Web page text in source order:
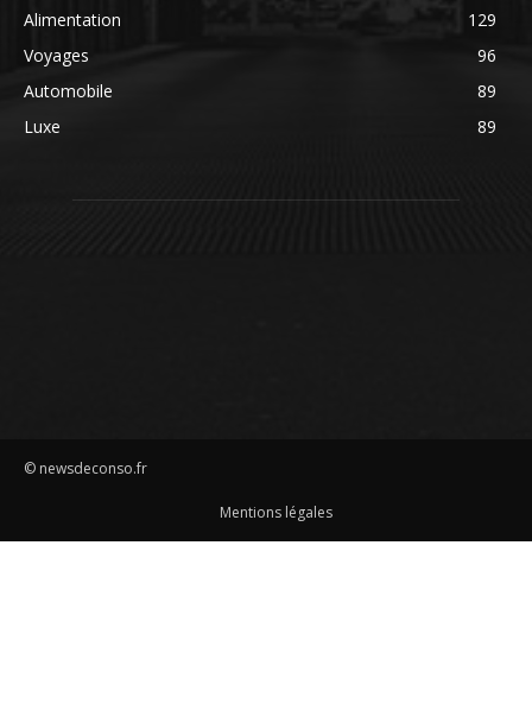
Alimentation
129
Voyages
96
Automobile
89
Luxe
89
© newsdeconso.fr
Mentions légales